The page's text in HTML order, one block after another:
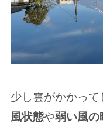
少し雲がかかって
風状態や弱い風